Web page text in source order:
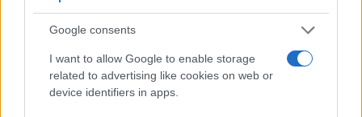
Google consents
I want to allow Google to enable storage
related to advertising like cookies on web or
device identifiers in apps.